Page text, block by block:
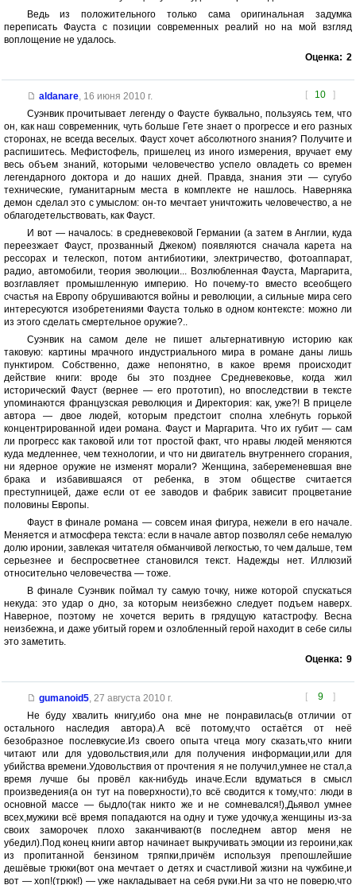
Ведь из положительного только сама оригинальная задумка
переписать Фауста с позиции современных реалий но на мой взгляд
воплощение не удалось.
Оценка: 2
[ 10 ]
aldanare, 16 июня 2010 г.
Суэнвик прочитывает легенду о Фаусте буквально, пользуясь тем, что
он, как наш современник, чуть больше Гете знает о прогрессе и его разных
сторонах, не всегда веселых. Фауст хочет абсолютного знания? Получите и
распишитесь. Мефистофель, пришелец из иного измерения, вручает ему
весь объем знаний, которыми человечество успело овладеть со времен
легендарного доктора и до наших дней. Правда, знания эти — сугубо
технические, гуманитарным места в комплекте не нашлось. Наверняка
демон сделал это с умыслом: он-то мечтает уничтожить человечество, а не
облагодетельствовать, как Фауст.
И вот — началось: в средневековой Германии (а затем в Англии, куда
переезжает Фауст, прозванный Джеком) появляются сначала карета на
рессорах и телескоп, потом антибиотики, электричество, фотоаппарат,
радио, автомобили, теория эволюции... Возлюбленная Фауста, Маргарита,
возглавляет промышленную империю. Но почему-то вместо всеобщего
счастья на Европу обрушиваются войны и революции, а сильные мира сего
интересуются изобретениями Фауста только в одном контексте: можно ли
из этого сделать смертельное оружие?..
Суэнвик на самом деле не пишет альтернативную историю как
таковую: картины мрачного индустриального мира в романе даны лишь
пунктиром. Собственно, даже непонятно, в какое время происходит
действие книги: вроде бы это позднее Средневековье, когда жил
исторический Фауст (вернее — его прототип), но впоследствии в тексте
упоминаются французская революция и Директория: как, уже?! В прицеле
автора — двое людей, которым предстоит сполна хлебнуть горькой
концентрированной идеи романа. Фауст и Маргарита. Что их губит — сам
ли прогресс как таковой или тот простой факт, что нравы людей меняются
куда медленнее, чем технологии, и что ни двигатель внутреннего сгорания,
ни ядерное оружие не изменят морали? Женщина, забеременевшая вне
брака и избавившаяся от ребенка, в этом обществе считается
преступницей, даже если от ее заводов и фабрик зависит процветание
половины Европы.
Фауст в финале романа — совсем иная фигура, нежели в его начале.
Меняется и атмосфера текста: если в начале автор позволял себе немалую
долю иронии, завлекая читателя обманчивой легкостью, то чем дальше, тем
серьезнее и беспросветнее становился текст. Надежды нет. Иллюзий
относительно человечества — тоже.
В финале Суэнвик поймал ту самую точку, ниже которой спускаться
некуда: это удар о дно, за которым неизбежно следует подъем наверх.
Наверное, поэтому не хочется верить в грядущую катастрофу. Весна
неизбежна, и даже убитый горем и озлобленный герой находит в себе силы
это заметить.
Оценка: 9
[ 9 ]
gumanoid5, 27 августа 2010 г.
Не буду хвалить книгу,ибо она мне не понравилась(в отличии от
остального наследия автора).А всё потому,что остаётся от неё
безобразное послевкусие.Из своего опыта чтеца могу сказать,что книги
читают или для удовольствия,или для получения информации,или для
убийства времени.Удовольствия от прочтения я не получил,умнее не стал,а
время лучше бы провёл как-нибудь иначе.Если вдуматься в смысл
произведения(а он тут на поверхности),то всё сводится к тому,что: люди в
основной массе — быдло(так никто же и не сомневался!),Дьявол умнее
всех,мужики всё время попадаются на одну и туже удочку,а женщины из-за
своих заморочек плохо заканчивают(в последнем автор меня не
убедил).Под конец книги автор начинает выкручивать эмоции из героини,как
из пропитанной бензином тряпки,причём используя препошлейшие
дешёвые трюки(вот она мечтает о детях и счастливой жизни на чужбине,и
вот — хоп!(трюк!) — уже накладывает на себя руки.Ни за что не поверю,что